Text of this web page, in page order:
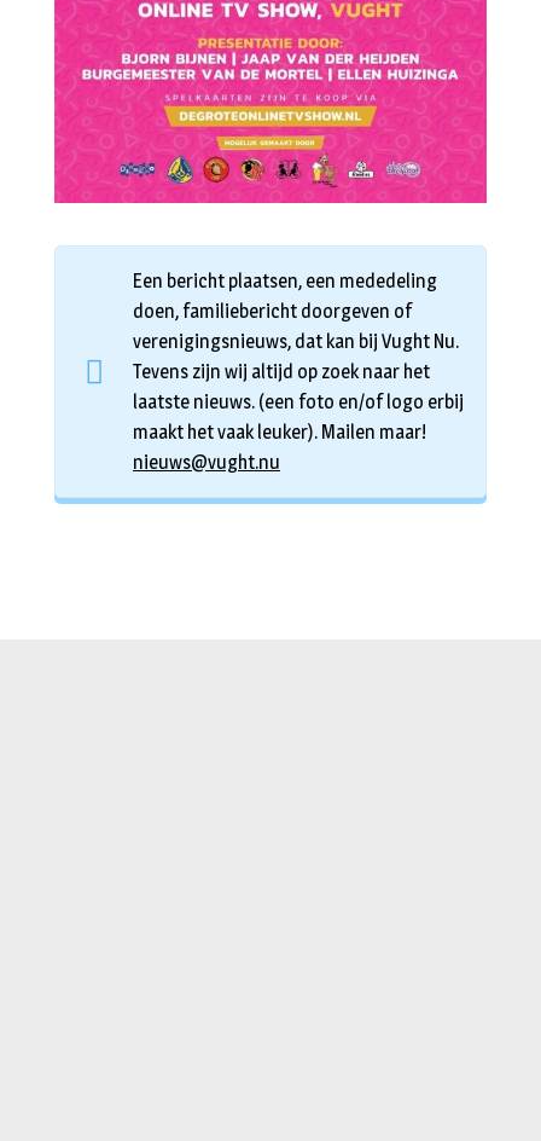
Een bericht plaatsen, een mededeling
doen, familiebericht doorgeven of
verenigingsnieuws, dat kan bij Vught Nu.
Tevens zijn wij altijd op zoek naar het
laatste nieuws. (een foto en/of logo erbij
maakt het vaak leuker). Mailen maar!
nieuws@vught.nu